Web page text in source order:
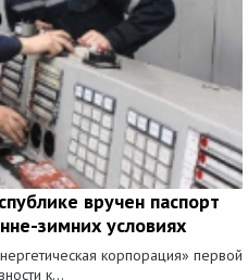
вручен паспорт
зимних условиях
корпорация» первой
к...